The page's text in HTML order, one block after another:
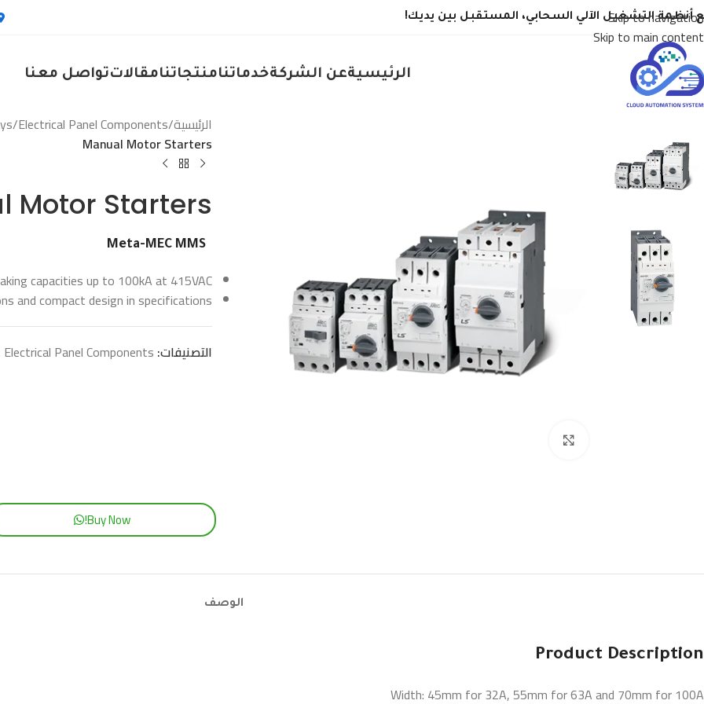
Skip to navigation
Skip to main content
أنظمة التشغيل الآلي السحابي، المستقبل بين يديك!
الرئيسيةعن الشركةخدماتنامنتجاتنامقالاتتواصل معنا
الرئيسية/
Electrical Panel Components
/
Manual Motor Starters
Motor Starters
capacities up to 100kA at 415VAC
and compact design in specifications
التصنيفات: Electrical Panel Components
Buy Now!
الوصف
Product Description
Width: 45mm for 32A, 55mm for 63A and 70mm for 100A